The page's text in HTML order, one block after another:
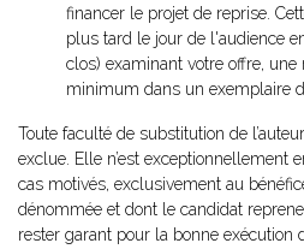
financer le projet de reprise.
plus tard le jour de l'audience
clos) examinant votre offre, une
minimum dans un exemplaire
Toute faculté de substitution de
exclue. Elle n’est exceptionnellement
cas motivés, exclusivement au
dénommée et dont le candidat
rester garant pour la bonne exécution